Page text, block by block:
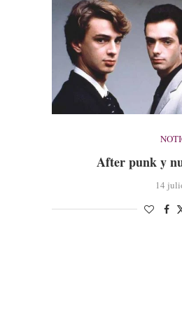
After punk y
14